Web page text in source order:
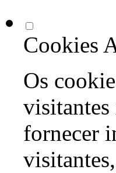
Cookies
Os
visitantes
fornecer